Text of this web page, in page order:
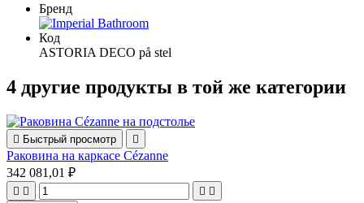
Бренд
Код
ASTORIA DECO på stel
4 другие продукты в той же категории
 Быстрый просмотр 
Раковина на каркасе Cézanne
342 081,01 ₽
   